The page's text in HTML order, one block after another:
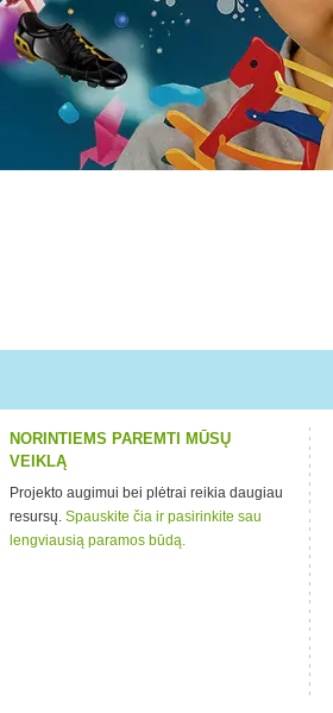
NORINTIEMS PAREMTI MŪSŲ
VEIKLĄ
Projekto augimui bei plėtrai reikia daugiau
resursų. Spauskite čia ir pasirinkite sau
lengviausią paramos būdą.